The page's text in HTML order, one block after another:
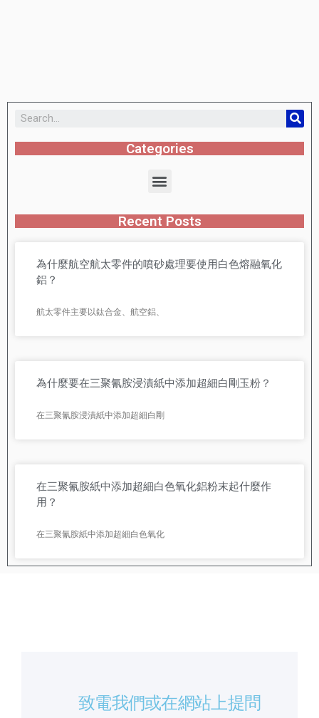
Categories
Recent Posts
為什麼航空航太零件的噴砂處理要使用白色熔融氧化
鋁？
航太零件主要以鈦合金、航空鋁、
為什麼要在三聚氰胺浸漬紙中添加超細白剛玉粉？
在三聚氰胺浸漬紙中添加超細白剛
在三聚氰胺紙中添加超細白色氧化鋁粉末起什麼作
用？
在三聚氰胺紙中添加超細白色氧化
致電我們或在網站上提問